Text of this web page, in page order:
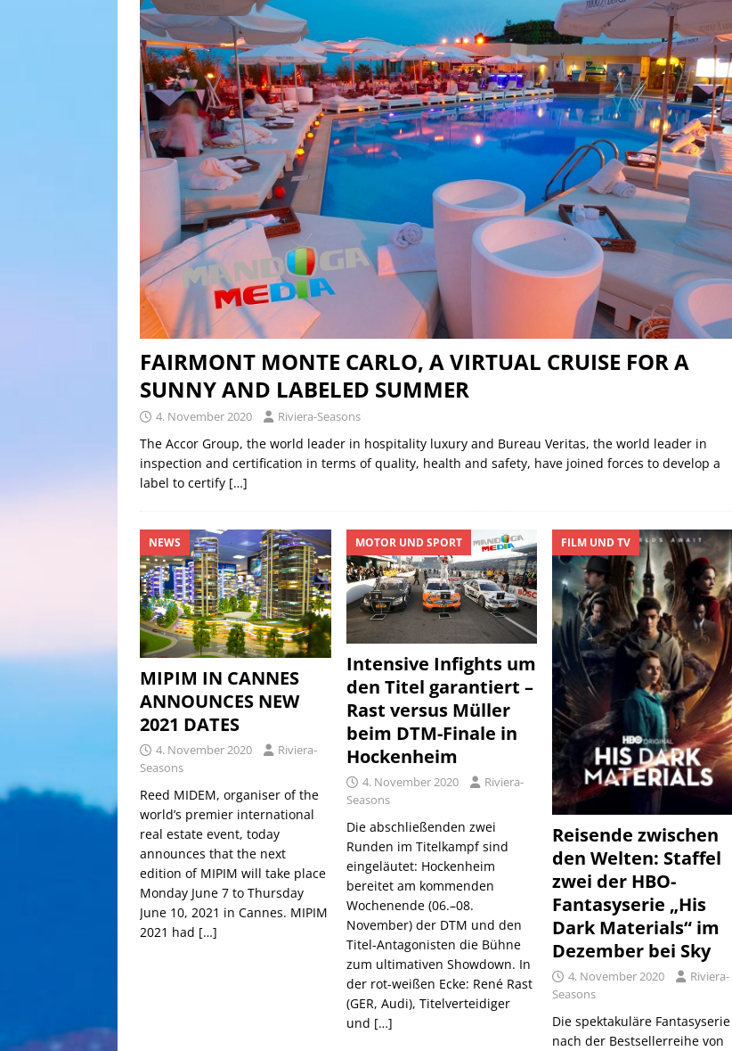
[ 5. Juli 2026 ]
Deep Purple – auf Ihrer „Mad in Europe tour“ zu Gast beim Huk open Air
Sommer 2026 – ein Nachbericht eines tollen Konzertes.
EVENTS
[ 30. Juni 2026 ] Einweihung des Themenbereichs Monaco mit der Fürstenfamilie,
hochkarätigen Politikern sowie weiteren prominenten Gästen im Europa-Park
TOURISMUS
& TRAVEL
[ 24. Juli 2026 ]
Grasse feiert 80 Jahre Jasminfest: Die Welthauptstadt des Parfums hüllt sich in
Weiß
TOURISMUS & TRAVEL
FAIRMONT MONTE CARLO, A VIRTUAL CRUISE FOR A
SUNNY AND LABELED SUMMER
4. November 2020 Riviera-Seasons
The Accor Group, the world leader in hospitality luxury and Bureau Veritas, the world leader in
inspection and certification in terms of quality, health and safety, have joined forces to develop a
label to certify […]
NEWS
MIPIM IN CANNES
ANNOUNCES NEW
2021 DATES
4. November 2020
Riviera-
Seasons
Reed MIDEM, organiser of the
world’s premier international
real estate event, today
announces that the next
edition of MIPIM will take place
Monday June 7 to Thursday
June 10, 2021 in Cannes. MIPIM
2021 had […]
MOTOR UND SPORT
Intensive Infights um
den Titel garantiert –
Rast versus Müller
beim DTM-Finale in
Hockenheim
4. November 2020
Riviera-
Seasons
Die abschließenden zwei
Runden im Titelkampf sind
eingeläutet: Hockenheim
bereitet am kommenden
Wochenende (06.–08.
November) der DTM und den
Titel-Antagonisten die Bühne
zum ultimativen Showdown. In
der rot-weißen Ecke: René Rast
(GER, Audi), Titelverteidiger
und […]
FILM UND TV
Reisende zwischen
den Welten: Staffel
zwei der HBO-
Fantasyserie „His
Dark Materials“ im
Dezember bei Sky
4. November 2020
Riviera-
Seasons
Die spektakuläre Fantasyserie
nach der Bestsellerreihe von